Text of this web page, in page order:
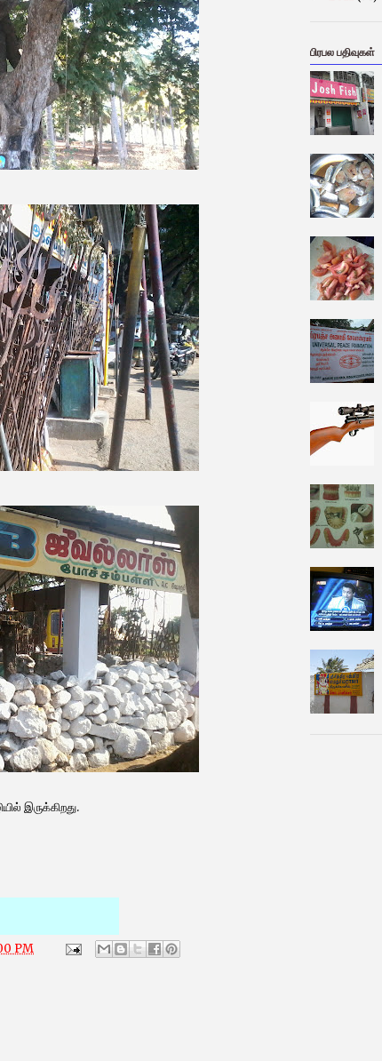
இருக்கிறது.
PM
பிரபல பதிவுகள்